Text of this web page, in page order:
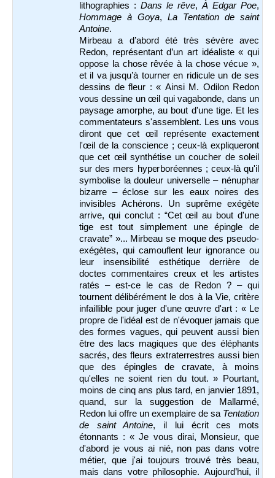
lithographies : Dans le rêve,À Edgar Poe,
Hommage à Goya, La
Tentation de saint
Antoine.
Mirbeau a d’abord été très sévère avec
Redon, représentant d’un art idéaliste « qui
oppose la chose rêvée à la chose vécue »,
et il va jusqu’à tourner en ridicule un de ses
dessins de fleur : « Ainsi M. Odilon Redon
vous dessine un œil qui vagabonde, dans un
paysage amorphe, au bout d'une tige. Et les
commentateurs s'assemblent. Les uns vous
diront que cet œil représente exactement
l'œil de la conscience ; ceux-là expliqueront
que cet œil synthétise un coucher de soleil
sur des mers hyperboréennes ; ceux-là qu'il
symbolise la douleur universelle – nénuphar
bizarre – éclose sur les eaux noires des
invisibles Achérons. Un suprême exégète
arrive, qui conclut : “Cet œil au bout d'une
tige est tout simplement une épingle de
cravate” »... Mirbeau se moque des pseudo-
exégètes, qui camouflent leur ignorance ou
leur insensibilité esthétique derrière de
doctes commentaires creux et les artistes
ratés – est-ce le cas de Redon ? – qui
tournent délibérément le dos à la Vie, critère
infaillible pour juger d'une œuvre d'art : « Le
propre de l'idéal est de n'évoquer jamais que
des formes vagues, qui peuvent aussi bien
être des lacs magiques que des éléphants
sacrés, des fleurs extraterrestres aussi bien
que des épingles de cravate, à moins
qu'elles ne soient rien du tout. » Pourtant,
moins de cinq ans plus tard, en janvier 1891,
quand, sur la suggestion de Mallarmé,
Redon lui offre un exemplaire de sa Tentation
de saint Antoine, il lui écrit ces mots
étonnants : « Je vous dirai, Monsieur, que
d'abord je vous ai nié, non pas dans votre
métier, que j'ai toujours trouvé très beau,
mais dans votre philosophie. Aujourd’hui, il